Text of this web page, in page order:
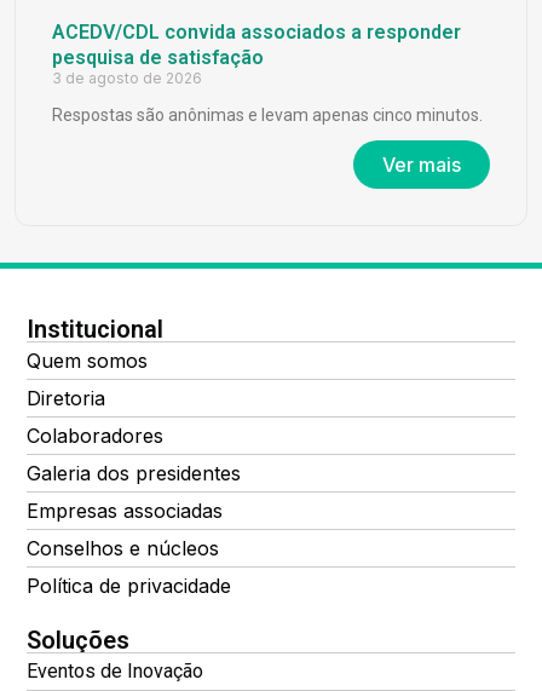
ACEDV/CDL convida associados a responder
pesquisa de satisfação
3 de agosto de 2026
Respostas são anônimas e levam apenas cinco minutos.
Ver mais
Institucional
Quem somos
Diretoria
Colaboradores
Galeria dos presidentes
Empresas associadas
Conselhos e núcleos
Política de privacidade
Soluções
Eventos de Inovação